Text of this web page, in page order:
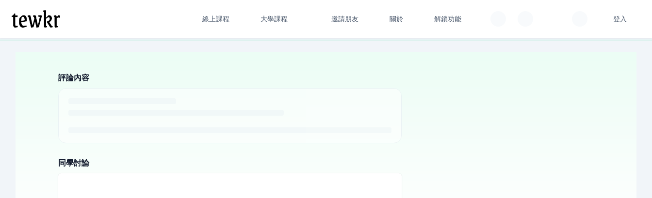
線上課程 大學課程 邀請朋友 關於 解鎖功能 登入
評論內容
同學討論